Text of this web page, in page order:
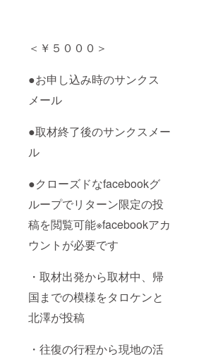
＜￥５０００＞
●お申し込み時のサンクス
メール
●取材終了後のサンクスメー
ル
●クローズドなfacebookグ
ループでリターン限定の投
稿を閲覧可能※facebookアカ
ウントが必要です
・取材出発から取材中、帰
国までの模様をタロケンと
北澤が投稿
・往復の行程から現地の活